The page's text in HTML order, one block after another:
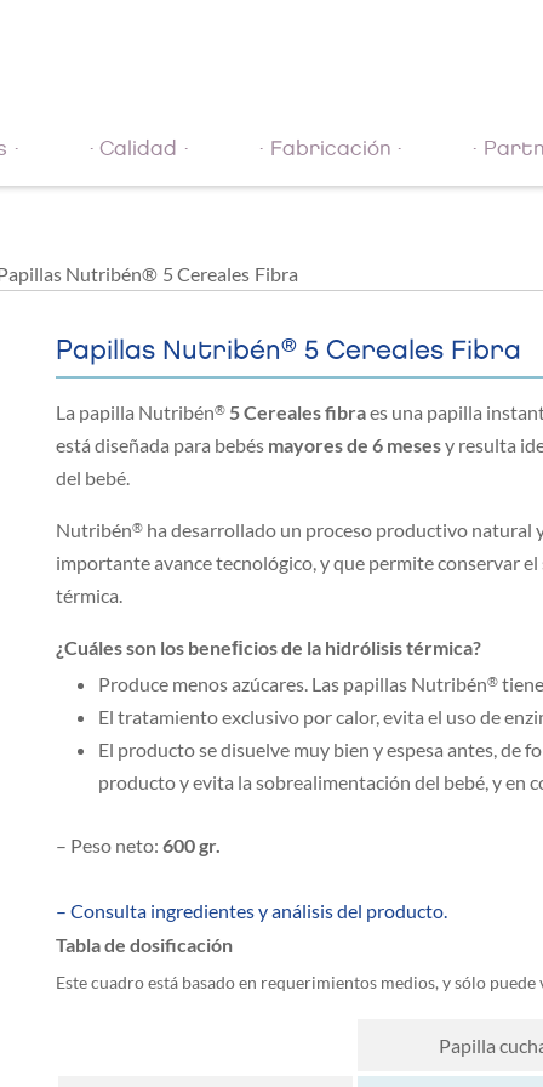
Calidad Fabricación
Nutribén® 5 Cereales Fibra
Papillas Nutribén® 5 Cereales Fibra
La papilla Nutribén® 5 Cereales fibraes una papilla
está diseñada para bebés mayores de 6 mesesy resulta
del bebé.
Nutribén® ha desarrollado un proceso productivo natural
importante avance tecnológico, y que permite conservar
térmica.
¿Cuáles son los beneﬁcios de la hidrólisis térmica?
Produce menos azúcares. Las papillas Nutribén®
El tratamiento exclusivo por calor, evita el uso de
El producto se disuelve muy bien y espesa antes, de
producto y evita la sobrealimentación del bebé, y en
– Peso neto: 600 gr.
– Consulta ingredientes y análisis del producto.
Tabla de dosificación
Este cuadro está basado en requerimientos medios, y sólo
Papilla